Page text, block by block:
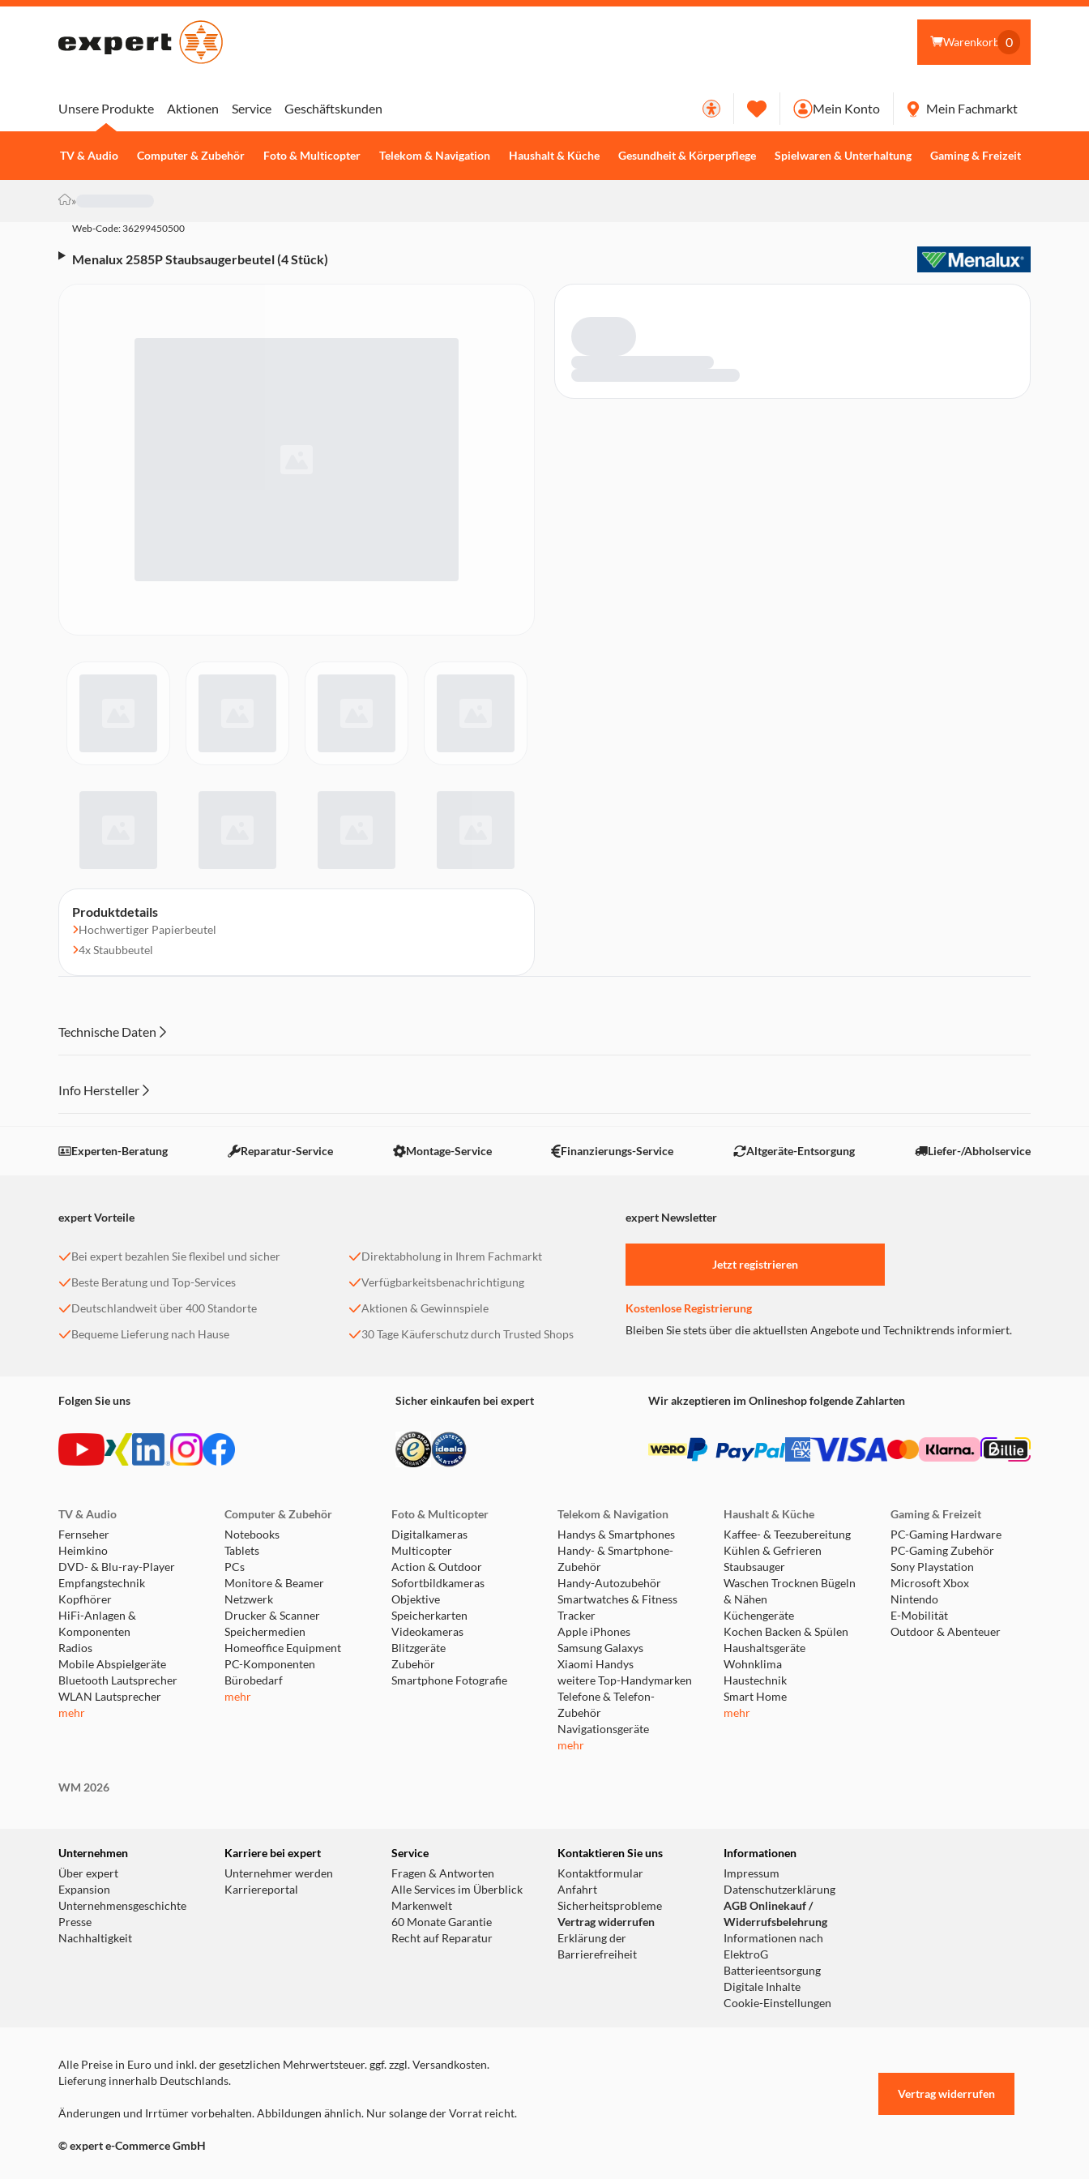
Warenkorb 0
Unsere Produkte
TV & Audio Computer & Zubehör Foto & Multicopter Telekom & Navigation Haushalt & Küche Gesundheit & Körperpflege Spielwaren & Unterhaltung Gaming & Freizeit
Aktionen Service Geschäftskunden Mein Konto Mein Fachmarkt
»
Web-Code: 36299450500
Menalux 2585P Staubsaugerbeutel (4 Stück)
Produktdetails
Hochwertiger Papierbeutel
4x Staubbeutel
Technische Daten
Info Hersteller
Einstellungen anpassen
Experten-Beratung Reparatur-Service Montage-Service Finanzierungs-Service Altgeräte-Entsorgung Liefer-/Abholservice
expert Vorteile expert Newsletter
Bei expert bezahlen Sie flexibel und sicher
Beste Beratung und Top-Services
Deutschlandweit über 400 Standorte
Bequeme Lieferung nach Hause
Direktabholung in Ihrem Fachmarkt
Verfügbarkeitsbenachrichtigung
Aktionen & Gewinnspiele
30 Tage Käuferschutz durch Trusted Shops
Jetzt registrieren
Kostenlose Registrierung
Bleiben Sie stets über die aktuellsten Angebote und Techniktrends informiert.
Folgen Sie uns Sicher einkaufen bei expert Wir akzeptieren im Onlineshop folgende Zahlarten
TV & Audio
Fernseher
Heimkino
DVD- & Blu-ray-Player
Empfangstechnik
Kopfhörer
HiFi-Anlagen &
Komponenten
Radios
Mobile Abspielgeräte
Bluetooth Lautsprecher
WLAN Lautsprecher
mehr
Computer & Zubehör
Notebooks
Tablets
PCs
Monitore & Beamer
Netzwerk
Drucker & Scanner
Speichermedien
Homeoffice Equipment
PC-Komponenten
Bürobedarf
mehr
Foto & Multicopter
Digitalkameras
Multicopter
Action & Outdoor
Sofortbildkameras
Objektive
Speicherkarten
Videokameras
Blitzgeräte
Zubehör
Smartphone Fotografie
Telekom & Navigation
Handys & Smartphones
Handy- & Smartphone-
Zubehör
Handy-Autozubehör
Smartwatches & Fitness
Tracker
Apple iPhones
Samsung Galaxys
Xiaomi Handys
weitere Top-Handymarken
Telefone & Telefon-
Zubehör
Navigationsgeräte
mehr
Haushalt & Küche
Kaffee- & Teezubereitung
Kühlen & Gefrieren
Staubsauger
Waschen Trocknen Bügeln
& Nähen
Küchengeräte
Kochen Backen & Spülen
Haushaltsgeräte
Wohnklima
Haustechnik
Smart Home
mehr
Gaming & Freizeit
PC-Gaming Hardware
PC-Gaming Zubehör
Sony Playstation
Microsoft Xbox
Nintendo
E-Mobilität
Outdoor & Abenteuer
WM 2026
Unternehmen
Über expert
Expansion
Unternehmensgeschichte
Presse
Nachhaltigkeit
Karriere bei expert
Unternehmer werden
Karriereportal
Service
Fragen & Antworten
Alle Services im Überblick
Markenwelt
60 Monate Garantie
Recht auf Reparatur
Kontaktieren Sie uns
Kontaktformular
Anfahrt
Sicherheitsprobleme
Vertrag widerrufen
Erklärung der
Barrierefreiheit
Informationen
Impressum
Datenschutzerklärung
AGB Onlinekauf /
Widerrufsbelehrung
Informationen nach
ElektroG
Batterieentsorgung
Digitale Inhalte
Cookie-Einstellungen
Alle Preise in Euro und inkl. der gesetzlichen Mehrwertsteuer. ggf. zzgl. Versandkosten.
Lieferung innerhalb Deutschlands.
Änderungen und Irrtümer vorbehalten. Abbildungen ähnlich. Nur solange der Vorrat reicht.
© expert e-Commerce GmbH
Vertrag widerrufen